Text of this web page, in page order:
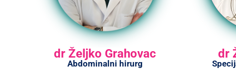
dr Željko Grahovac
Abdominalni hirurg
dr